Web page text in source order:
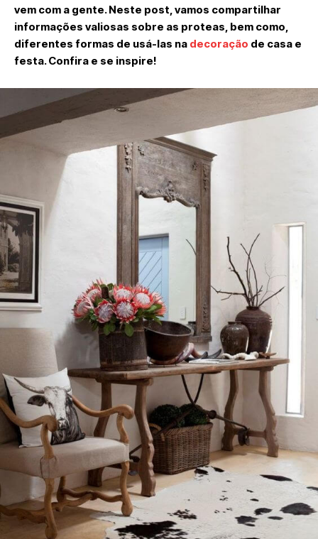
vem com a gente. Neste post, vamos compartilhar
informações valiosas sobre as proteas, bem como,
diferentes formas de usá-las na decoração de casa e
festa. Confira e se inspire!